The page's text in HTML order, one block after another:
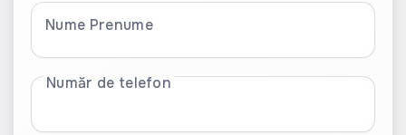
Nume Prenume
Număr de telefon